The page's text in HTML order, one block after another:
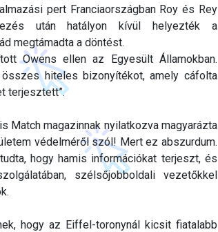
pert Franciaországban Roy és Rey
után hatályon kívül helyezték a
megtámadta a döntést.
Owens ellen az Egyesült Államokban.
hiteles bizonyítékot, amely cáfolta
terjesztett”.
Match magazinnak nyilatkozva magyarázta
védelméről szól! Mert ez abszurdum.
hogy hamis információkat terjeszt, és
szélsőjobboldali vezetőkkel
hogy az Eiffel-toronynál kicsit fiatalabb